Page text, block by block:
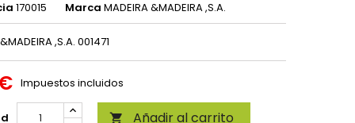
170015 Marca MADEIRA &MADEIRA ,S.A.
,S.A. 001471
Impuestos incluidos
 Añadir al carrito